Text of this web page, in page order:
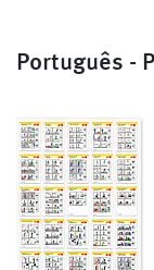
Português -